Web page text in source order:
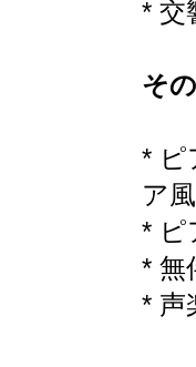
* 交
そ
* ピ
ア
* ピ
* 無
* 声